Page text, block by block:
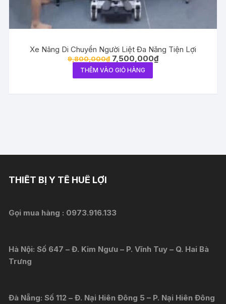
Xe Nâng Di Chuyển Người Liệt Đa Năng Tiện Lợi
9,800,000₫ Giá
gốc
là:
9,800,000₫.
7,500,000₫Giá
hiện
THÊM VÀO GIỎ HÀNG
THIẾT BỊ Y TẾ HUÊ LỢI
Gọi mua hàng : 0973.916.133
Hà Nội: Số 647 – Đ. Kim Ngưu – P. Vĩnh Tuy – Q. Hai Bà
Trưng
Đà Nẵng: Số 112 – Đ. Nại Hiên Đông 5 – P. Nại Hiên Đông